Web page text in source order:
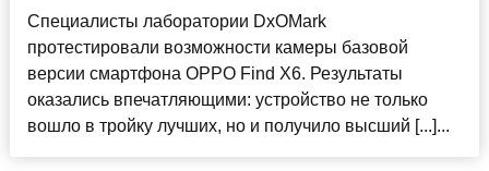
Специалисты лаборатории DxOMark
протестировали возможности камеры базовой
версии смартфона OPPO Find X6. Результаты
оказались впечатляющими: устройство не только
вошло в тройку лучших, но и получило высший [...]...